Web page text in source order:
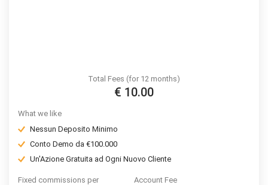
Total Fees (for 12 months)
€ 10.00
What we like
Nessun Deposito Minimo
Conto Demo da €100.000
Un'Azione Gratuita ad Ogni Nuovo Cliente
Fixed commissions per
Account Fee